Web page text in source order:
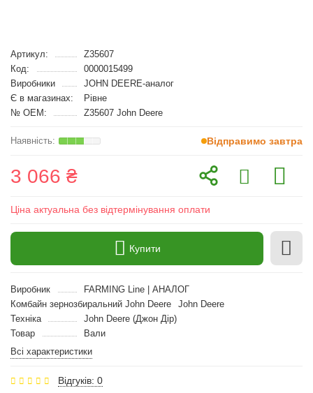
Артикул:
Z35607
Код:
0000015499
Виробники
JOHN DEERE-аналог
Є в магазинах:
Рівне
№ OEM:
Z35607 John Deere
Відправимо завтра
3 066 ₴
Ціна актуальна без відтермінування оплати
Купити
Виробник
FARMING Line | АНАЛОГ
Комбайн зернозбиральний John Deere
John Deere
Техніка
John Deere (Джон Дір)
Товар
Вали
Всі характеристики
Відгуків: 0